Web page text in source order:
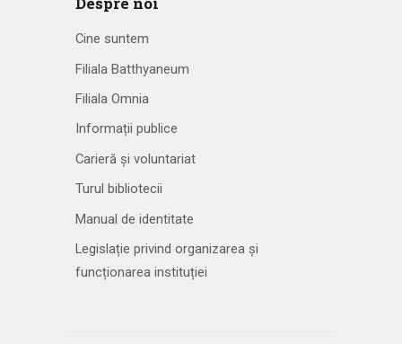
Cine suntem
Filiala Batthyaneum
Filiala Omnia
Informații publice
Carieră și voluntariat
Turul bibliotecii
Manual de identitate
Legislație privind organizarea și
funcționarea instituției